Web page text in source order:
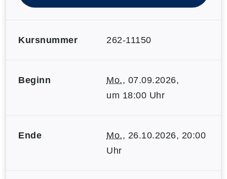
Kursnummer 262-11150
Beginn Mo., 07.09.2026,
um 18:00 Uhr
Ende Mo., 26.10.2026, 20:00
Uhr